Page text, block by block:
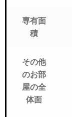
専有面
積
その他
のお部
屋の全
体面